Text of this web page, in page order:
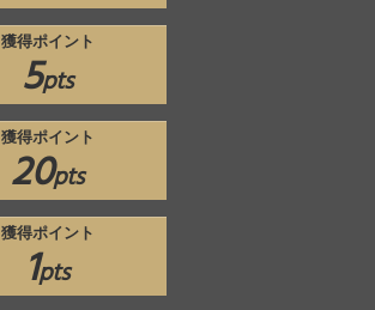
獲得ポイント
5pts
獲得ポイント
20pts
獲得ポイント
1pts